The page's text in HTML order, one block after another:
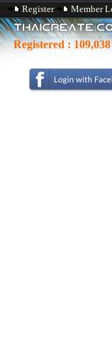
Register Member
Registered : 109,038